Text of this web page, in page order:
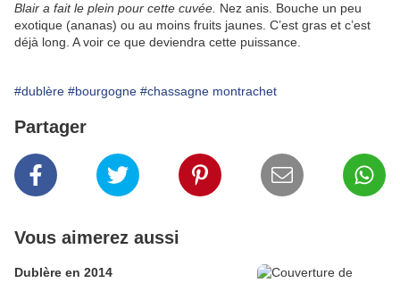
Blair a fait le plein pour cette cuvée. Nez anis. Bouche un peu
exotique (ananas) ou au moins fruits jaunes. C’est gras et c’est
déjà long. A voir ce que deviendra cette puissance.
#dublère #bourgogne #chassagne montrachet
Partager
Vous aimerez aussi
Dublère en 2014